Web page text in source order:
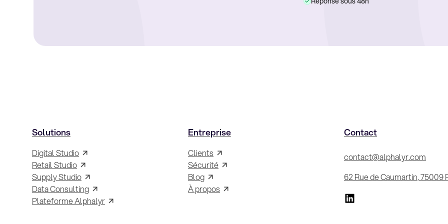
Solutions
Digital Studio
Retail Studio
Supply Studio
Data Consulting
Plateforme Alphalyr
Entreprise
Clients
Sécurité
Blog
À propos
Contact
contact@alphalyr.com
62 Rue de Caumartin, 75009